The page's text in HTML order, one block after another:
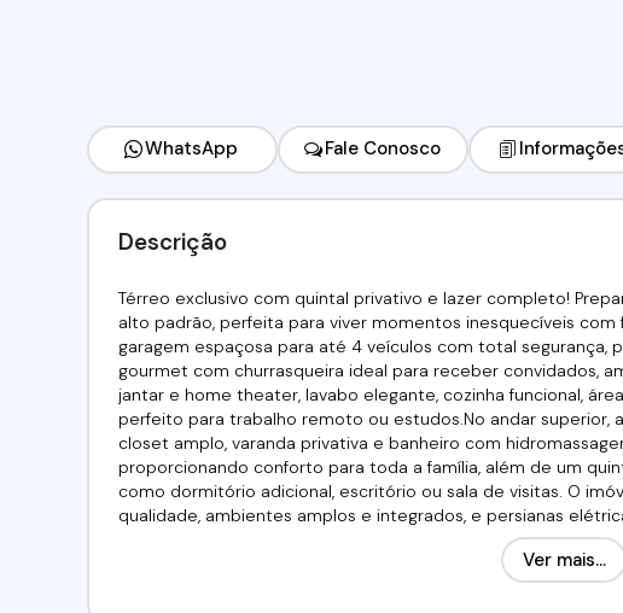
WhatsApp Fale Conosco
Descrição
Térreo exclusivo com quintal privativo e lazer completo!
alto padrão, perfeita para viver momentos inesquecíveis
garagem espaçosa para até 4 veículos com total segurança,
gourmet com churrasqueira ideal para receber convidados,
jantar e home theater, lavabo elegante, cozinha funcional,
perfeito para trabalho remoto ou estudos.No andar superior,
closet amplo, varanda privativa e banheiro com
proporcionando conforto para toda a família, além de um
como dormitório adicional, escritório ou sala de visitas. O
qualidade, ambientes amplos e integrados, e persianas
oferece tranquilidade e segurança, com fácil acesso a
garantindo praticidade sem abrir mão de qualidade de
2565 / (11) 97417-8061Imobiliária Alfa Negócios.CRECI. 34.726-J
Ver mais...